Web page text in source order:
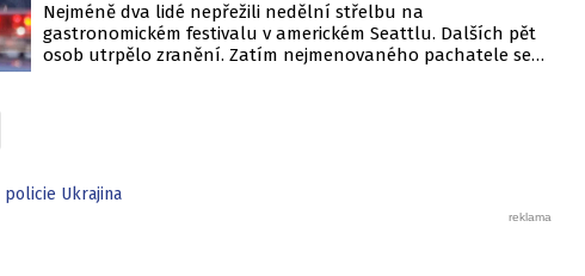
Nejméně dva lidé nepřežili nedělní střelbu na
gastronomickém festivalu v americkém Seattlu. Dalších pět
osob utrpělo zranění. Zatím nejmenovaného pachatele se
policie Ukrajina